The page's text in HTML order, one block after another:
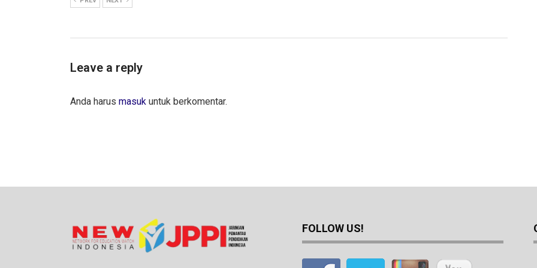
Leave a reply
Anda harus masuk untuk berkomentar.
FOLLOW US!